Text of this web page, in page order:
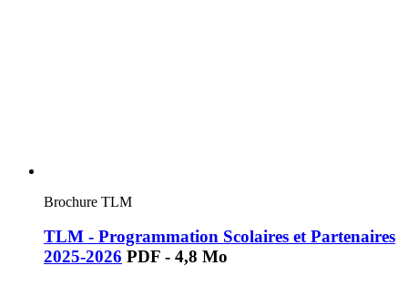
Brochure TLM
TLM - Programmation Scolaires et Partenaires
2025-2026 PDF - 4,8 Mo